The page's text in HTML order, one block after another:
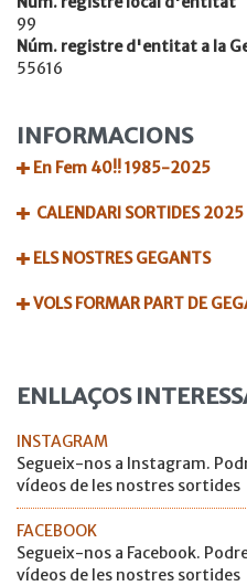
99
Núm. registre d'entitat a la
55616
INFORMACIONS
En Fem 40!! 1985-2025
CALENDARI SORTIDES 2025
ELS NOSTRES GEGANTS
VOLS FORMAR PART DE
ENLLAÇOS
INSTAGRAM
Segueix-nos a Instagram.
vídeos de les nostres sortides
FACEBOOK
Segueix-nos a Facebook.
vídeos de les nostres sortides